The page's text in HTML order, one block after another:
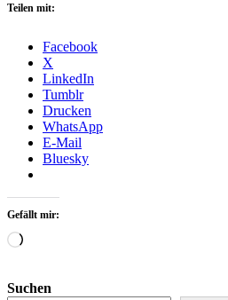
Teilen mit:
Facebook
X
LinkedIn
Tumblr
Drucken
WhatsApp
E-Mail
Bluesky
Gefällt mir:
Wird
Suchen